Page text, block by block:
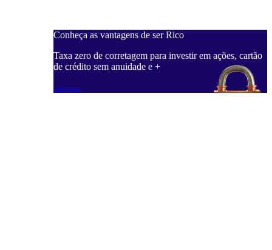
Conheça as vantagens de ser Rico
Taxa zero de corretagem para investir em ações, cartão
de crédito sem anuidade e +
Saiba mais